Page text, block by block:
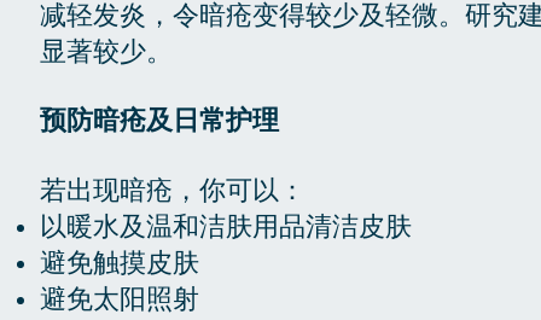
减轻发炎，令暗疮变得较少及轻微。研究
显著较少。
预防暗疮及日常护理
若出现暗疮，你可以：
以暖水及温和洁肤用品清洁皮肤
避免触摸皮肤
避免太阳照射